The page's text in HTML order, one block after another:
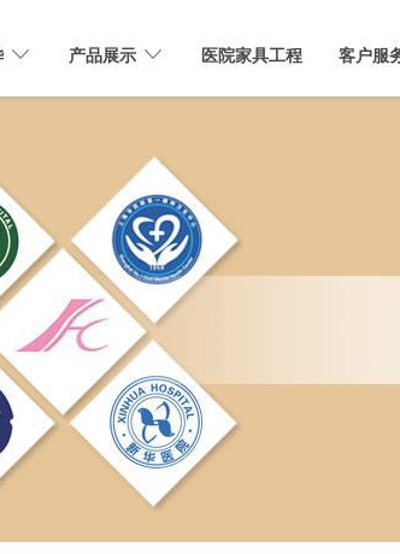
产品展示 医院家具工程 客户服